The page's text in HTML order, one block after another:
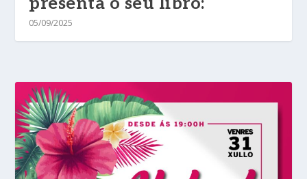
05/09/2025